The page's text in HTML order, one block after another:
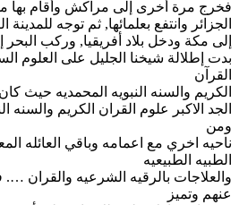
فخرج مرة أخرى إلى مراكش وأقام بها
الجزائر وانتفع بعلمائها, ثم توجه للمدينة
إلى مكة ودخل بلاد أفريقيا, وركب
بدت إطلالة شيخنا الجليل على العلوم
القرآن
الكريم والسنه النبويه المحمديه حيث
الجد الاكبر علوم القران الكريم والسنه
ومن
ناحيه اخري مع اعمامه وباقي العائله
الطبيه الطبيعيه
والعلاجات بالرقيه الشرعيه والقران ….
عنهم وتميز